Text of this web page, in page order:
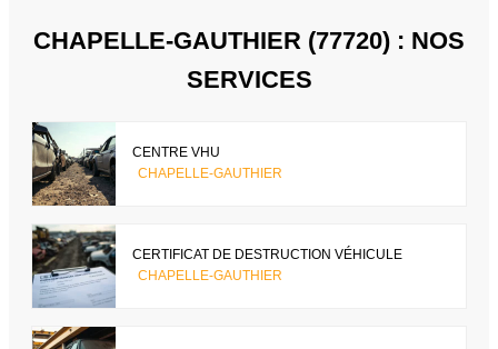
CHAPELLE-GAUTHIER (77720) : NOS
SERVICES
CENTRE VHU
CHAPELLE-GAUTHIER
CERTIFICAT DE DESTRUCTION VÉHICULE
CHAPELLE-GAUTHIER